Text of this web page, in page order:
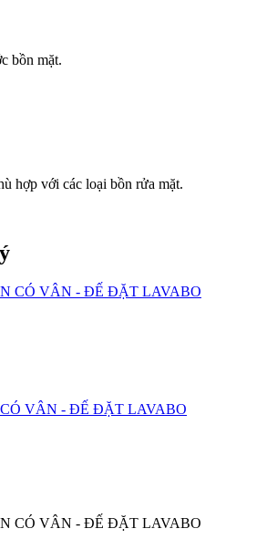
bồn mặt.
hợp với các loại bồn rửa mặt.
VÂN - ĐẾ ĐẶT LAVABO